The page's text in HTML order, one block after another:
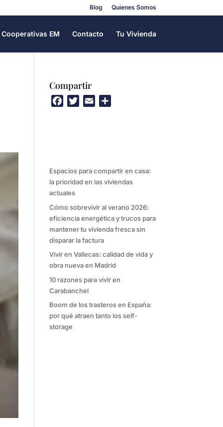
Blog Quienes Somos
Cooperativas EM Contacto Tu Vivienda
Compartir
o
k
r
t
i
Espacios para compartir en casa:
la prioridad en las viviendas
actuales
Cómo sobrevivir al verano 2026:
eficiencia energética y trucos para
mantener tu vivienda fresca sin
disparar la factura
Vivir en Vallecas: calidad de vida y
obra nueva en Madrid
10 razones para vivir en
Carabanchel
Boom de los trasteros en España:
por qué atraen tanto los self-
storage